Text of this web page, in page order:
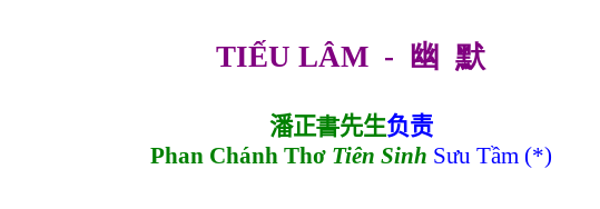
TIẾU LÂM - 幽 默
潘正書先生负责
Phan Chánh Thơ Tiên Sinh Sưu Tầm (*)